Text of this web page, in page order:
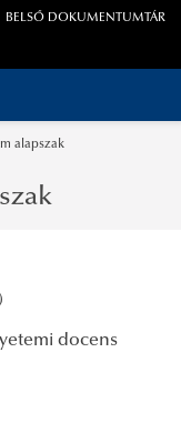
BELSŐ DOKUMENTUMTÁR
alapszak
docens